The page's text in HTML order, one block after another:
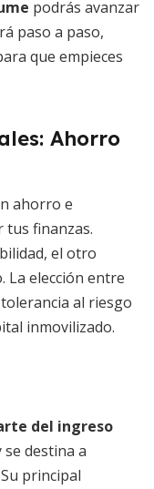
podrás avanzar
paso a paso,
que empieces
Ahorro
ahorro e
tus finanzas.
el otro
La elección entre
al riesgo
inmovilizado.
del ingreso
destina a
principal